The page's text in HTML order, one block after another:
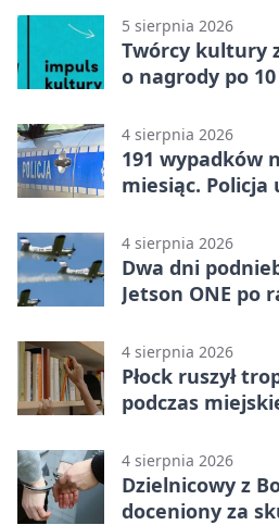
5 sierpnia 2026
Twórcy kultury
o nagrody po 10
4 sierpnia 2026
191 wypadków
miesiąc. Policja
4 sierpnia 2026
Dwa dni
Jetson ONE po
4 sierpnia 2026
Płock ruszył
podczas
4 sierpnia 2026
Dzielnicowy z
doceniony za